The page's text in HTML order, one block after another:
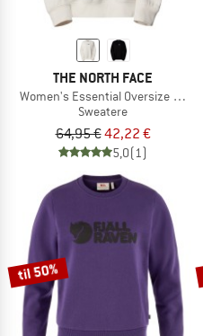
THE NORTH FACE
Women's Essential Oversize Crew
Sweatere
64,95 €42,22 €
5,0(1)
til 50%